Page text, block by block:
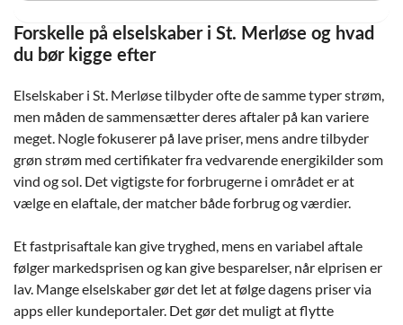
Forskelle på elselskaber i St. Merløse og hvad
du bør kigge efter
Elselskaber i St. Merløse tilbyder ofte de samme typer strøm,
men måden de sammensætter deres aftaler på kan variere
meget. Nogle fokuserer på lave priser, mens andre tilbyder
grøn strøm med certifikater fra vedvarende energikilder som
vind og sol. Det vigtigste for forbrugerne i området er at
vælge en elaftale, der matcher både forbrug og værdier.
Et fastprisaftale kan give tryghed, mens en variabel aftale
følger markedsprisen og kan give besparelser, når elprisen er
lav. Mange elselskaber gør det let at følge dagens priser via
apps eller kundeportaler. Det gør det muligt at flytte